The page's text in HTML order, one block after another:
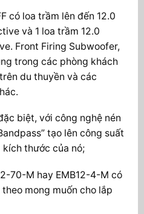
có loa trầm lên đến 12.0
và 1 loa trầm 12.0
Front Firing Subwoofer,
trong các phòng khách
du thuyền và các
biệt, với công nghệ nén
tạo lên công suất
thước của nó;
70-M hay EMB12-4-M có
mong muốn cho lắp